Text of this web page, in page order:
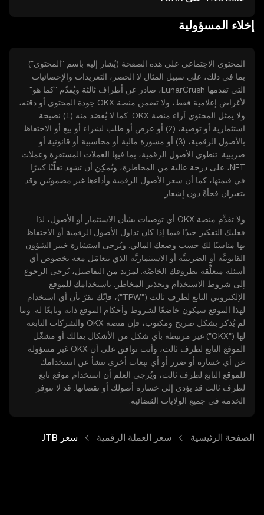
إخلاء المسؤولية
المحتوى الاجتماعي على هذه الصفحة (يُشار إليه باسم "المحتوى")
بما في ذلك، على سبيل المثال لا الحصر، التغريدات والإحصائيات
التي تقدمها LunarCrush، صادر عن أطراف ثالثة ويُقدّم "كما هو"
لأغراض إعلامية فقط، ولا تضمن منصة OKX جودة المحتوى أو دقته،
ولا يمثل المحتوى آراء منصة OKX. كما لا يُقصَد منه (1) نصيحة
استثمارية أو توصية، (2) أو عرض أو طلب لشراء أو بيع أو الاحتفاظ
بالأصول الرقمية، (3) أو مشورة مالية أو محاسبية أو قانونية أو
ضريبية. تنطوي الأصول الرقمية، بما فيها العملات المستقرة وعملات
NFT، على درجة عالية من المخاطرة، ويُمكِن أن تشهد تقلّبًا كبيرًا
في قيمتها، كما أن سعر الأصول الرقمية وأداءها غير مضمونَين وقد
يتغيران فجأةً دون إشعار.
ولا تقدِّم منصة OKX أي توصيات بشأن الاستثمار أو الأصول، لذا
فعليك التفكير جيدًا فيما إذا كان تداول الأصول الرقمية أو الاحتفاظ
بها مناسبًا لك حسب وضعك المالي. ويُرجى استشارة خبير الشؤون
القانونيَّة أو الضريبيَّة أو الاستثماريَّة الذي تتعامَل معه بخصوص أي
أسئلة متعلِّقة بظروفك الخاصَّة. لمزيد من التفاصيل، يُرجى الرجوع
إلى شروط الاستخدام وتحذير المخاطر
. باستخدامك للموقع
الإلكتروني التابع لطرف ثالث ("TPW")، فإنّك تقرّ بأن أي استخدام
لهذا الموقع سيكون خاضعًا لشروط وأحكام الموقع ذاته وتابعًا له. وما
لم يُذكر بشكل صريح ومكتوب، فإن منصة OKX والشركات التابعة
لها ("OKX") غير مرتبطة بأي شكل من الأشكال بمالك أو مشغّل
الموقع التابع لطرف ثالث، وأنت توافق على أن OKX غير مسؤولة
عن أي خسارة أو ضرر أو أي تبِعات أخرى تنشأ عن استخدامك
للموقع التابع لطرف ثالث، ويُرجى العلم أن استخدام موقع تابع
لطرف ثالث قد يؤدي إلى خسارة أصولك أو نقصانها. قد لا تتوفر
الخدمة في جميع الولايات القضائية.
الصفحة الرئيسية سعر العملة الرقمية سعر ‏JTB